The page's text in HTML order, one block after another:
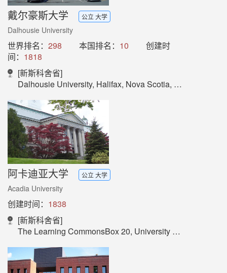
戴尔豪斯大学 公立 大学
Dalhousie University
世界排名： 298 本国排名： 10
创建时
间： 1818
[新斯科舍省]
Dalhousie University, Halifax, Nova Scotia, Canada, B3H 4R2
阿卡迪亚大学 公立 大学
Acadia University
创建时间： 1838
[新斯科舍省]
The Learning CommonsBox 20, University HallAcadia University, Wolfville, Nova Scotia, B4P 2R6, Canada